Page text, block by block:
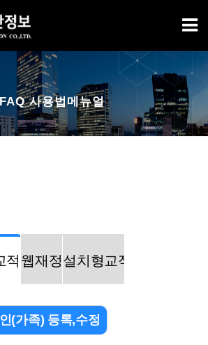
FAQ 사용법메뉴얼
적 웹재정설치형교적
(가족) 등록,수정